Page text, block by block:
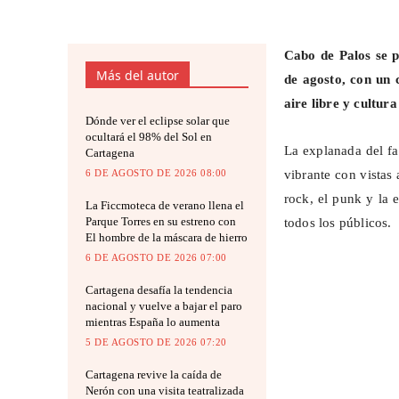
Más del autor
Dónde ver el eclipse solar que
ocultará el 98% del Sol en
Cartagena
6 DE AGOSTO DE 2026 08:00
La Ficcmoteca de verano llena el
Parque Torres en su estreno con
El hombre de la máscara de hierro
6 DE AGOSTO DE 2026 07:00
Cartagena desafía la tendencia
nacional y vuelve a bajar el paro
mientras España lo aumenta
5 DE AGOSTO DE 2026 07:20
Cartagena revive la caída de
Nerón con una visita teatralizada
Cabo de Palos se
de agosto, con un
aire libre y cultura
La explanada del
vibrante con vistas
rock, el punk y la
todos los públicos.